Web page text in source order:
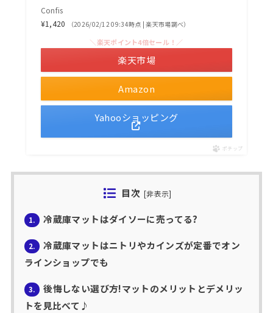
Confis
¥1,420
（2026/02/12 09:34時点 | 楽天市場調べ）
Amazon
＼楽天ポイント4倍セール！／
楽天市場
Yahooショッピング
ポチップ
目次 [非表示]
1. 冷蔵庫マットはダイソーに売ってる?
2.
冷蔵庫マットはニトリやカインズが定番でオン
ラインショップでも
3.
後悔しない選び方!マットのメリットとデメリッ
トを見比べて♪